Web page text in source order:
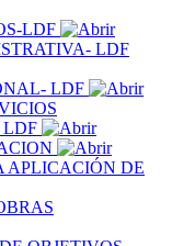
LDF
LDF
LDF
LDF
APLICACIÓN DE